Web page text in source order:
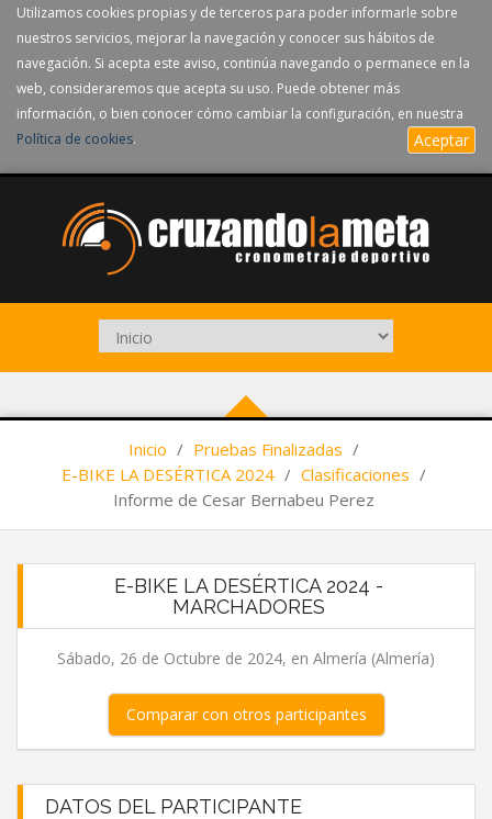
Utilizamos cookies propias y de terceros para poder informarle sobre
nuestros servicios, mejorar la navegación y conocer sus hábitos de
navegación. Si acepta este aviso, continúa navegando o permanece en la
web, consideraremos que acepta su uso. Puede obtener más
información, o bien conocer cómo cambiar la configuración, en nuestra
Política de cookies. Aceptar
Inicio / Pruebas Finalizadas /
E-BIKE LA DESÉRTICA 2024 / Clasificaciones /
Informe de Cesar Bernabeu Perez
E-BIKE LA DESÉRTICA 2024 -
MARCHADORES
Sábado, 26 de Octubre de 2024, en Almería (Almería)
Comparar con otros participantes
DATOS DEL PARTICIPANTE